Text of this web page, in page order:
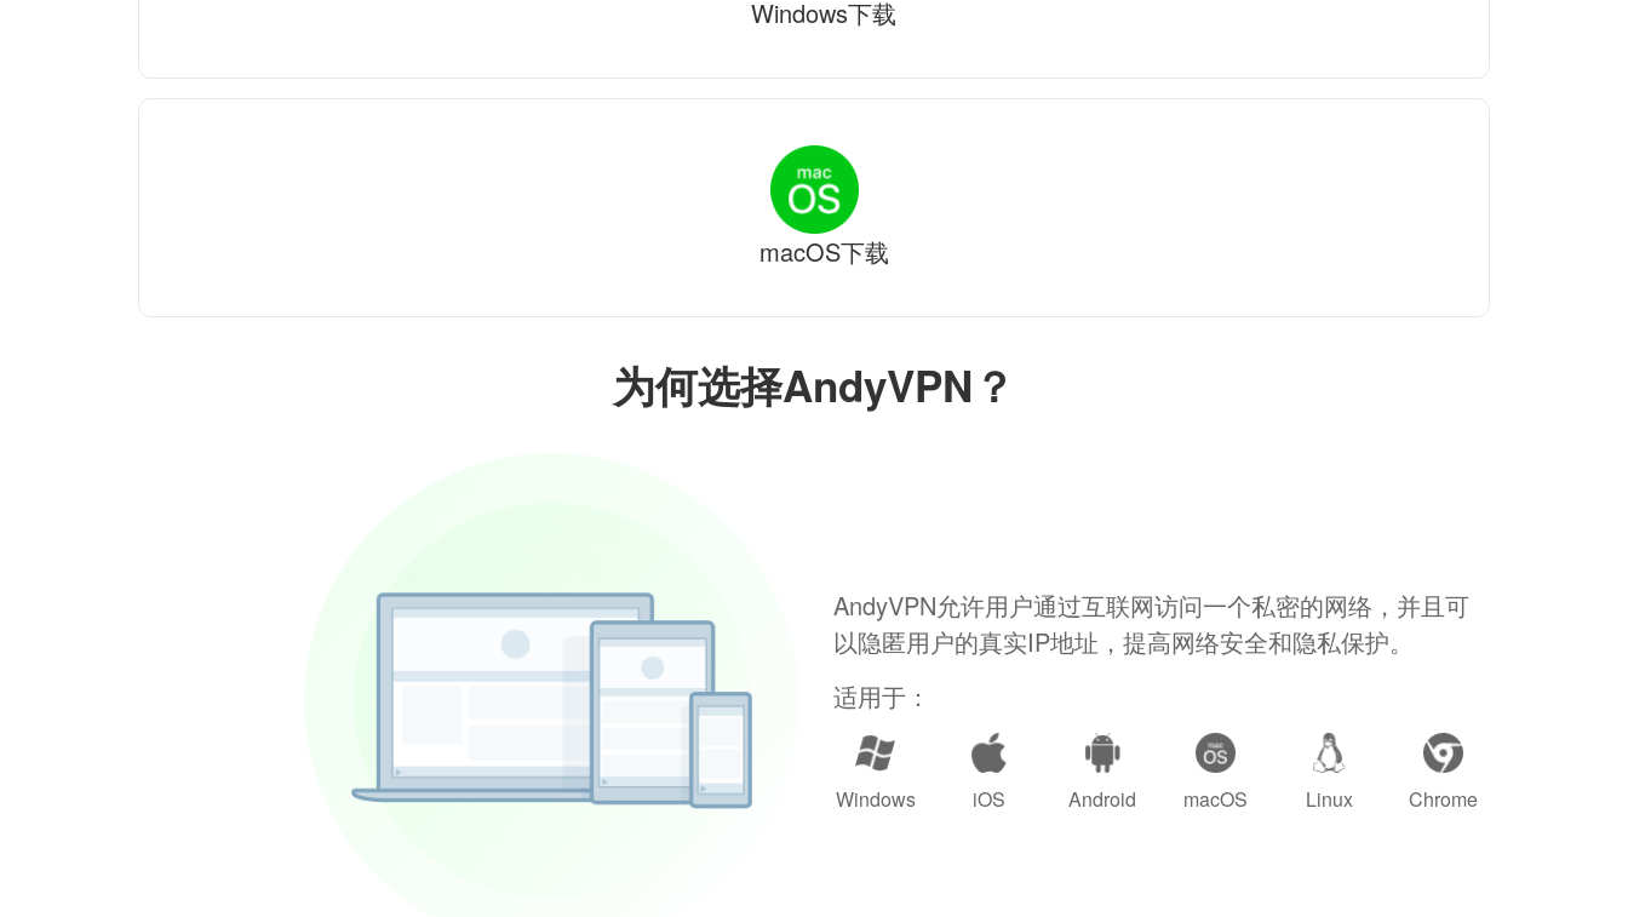
为何选择AndyVPN？
AndyVPN允许用户通过互联网访问一个私密的网络，并且可
以隐匿用户的真实IP地址，提高网络安全和隐私保护。
适用于：
Windows iOS Android macOS Linux Chrome
Windows下载
macOS下载